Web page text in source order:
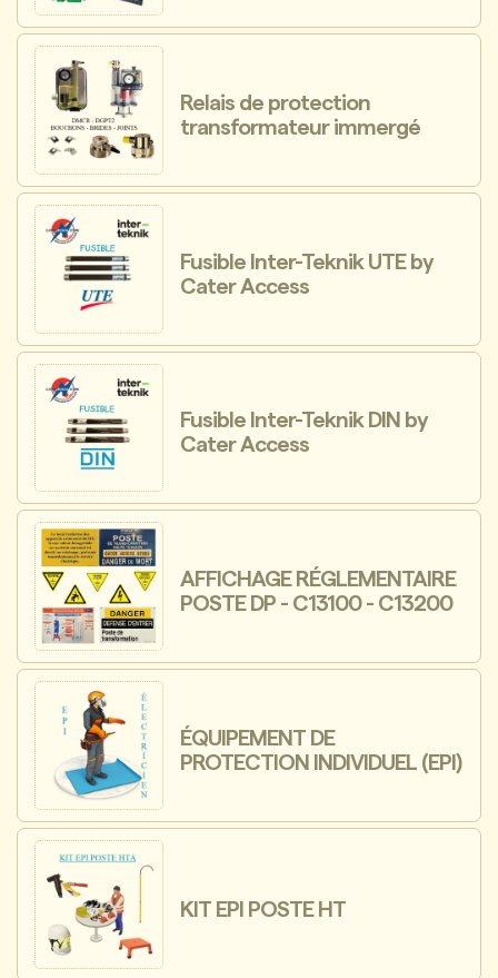
Relais de protection
transformateur immergé
Fusible Inter-Teknik UTE by
Cater Access
Fusible Inter-Teknik DIN by
Cater Access
AFFICHAGE RÉGLEMENTAIRE
POSTE DP - C13100 - C13200
ÉQUIPEMENT DE
PROTECTION INDIVIDUEL (EPI)
KIT EPI POSTE HT